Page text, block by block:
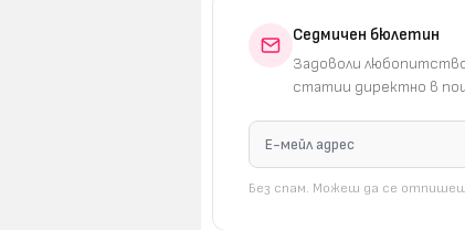
Седмичен бюлетин
Задоволи
статии директно в
Без спам. Можеш да се